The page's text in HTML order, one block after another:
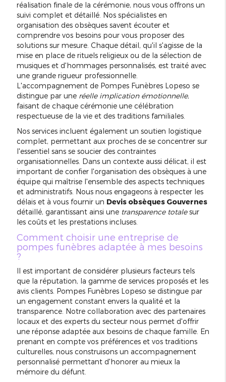
réalisation finale de la cérémonie, nous vous offrons un
suivi complet et détaillé. Nos spécialistes en
organisation des obsèques savent écouter et
comprendre vos besoins pour vous proposer des
solutions sur mesure. Chaque détail, qu'il s'agisse de la
mise en place de rituels religieux ou de la sélection de
musiques et d'hommages personnalisés, est traité avec
une grande rigueur professionnelle.
L'accompagnement de Pompes Funèbres Lopeso se
distingue par une réelle implication émotionnelle,
faisant de chaque cérémonie une célébration
respectueuse de la vie et des traditions familiales.
Nos services incluent également un soutien logistique
complet, permettant aux proches de se concentrer sur
l'essentiel sans se soucier des contraintes
organisationnelles. Dans un contexte aussi délicat, il est
important de confier l'organisation des obsèques à une
équipe qui maîtrise l'ensemble des aspects techniques
et administratifs. Nous nous engageons à respecter les
délais et à vous fournir un Devis obsèques Gouvernes
détaillé, garantissant ainsi une transparence totalesur
les coûts et les prestations incluses.
Comment choisir une entreprise de
pompes funèbres adaptée à mes besoins
?
Il est important de considérer plusieurs facteurs tels
que la réputation, la gamme de services proposés et les
avis clients. Pompes Funèbres Lopeso se distingue par
un engagement constant envers la qualité et la
transparence. Notre collaboration avec des partenaires
locaux et des experts du secteur nous permet d'offrir
une réponse adaptée aux besoins de chaque famille. En
prenant en compte vos préférences et vos traditions
culturelles, nous construisons un accompagnement
personnalisé permettant d'honorer au mieux la
mémoire du défunt.